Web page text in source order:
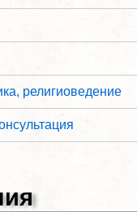
религиоведение